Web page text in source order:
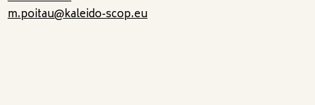
m.poitau@kaleido-scop.eu